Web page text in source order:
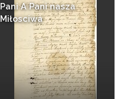
Pani A Pani nasza
Miłosciwa